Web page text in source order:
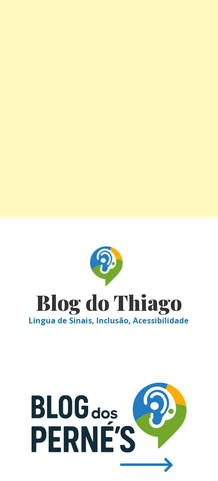
Blog do Thiago
Língua de Sinais, Inclusão, Acessibilidade